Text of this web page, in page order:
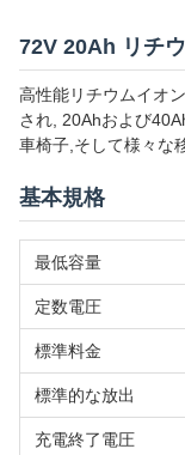
72V 20Ah リチ
高性能リチウムイオ
され, 20Ahおよび
車椅子,そして様々な
基本規格
最低容量
定数電圧
標準料金
標準的な放出
充電終了電圧